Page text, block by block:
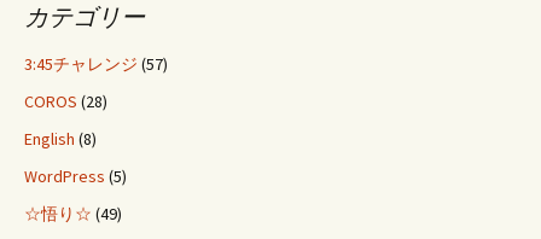
カテゴリー
3:45チャレンジ (57)
COROS (28)
English (8)
WordPress (5)
☆悟り☆ (49)